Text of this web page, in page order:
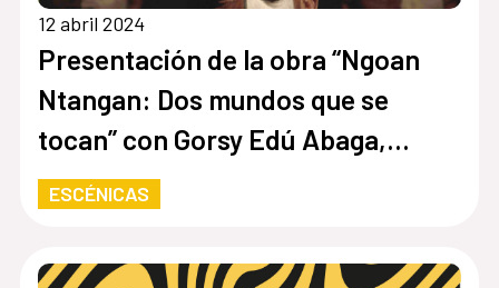
12 abril 2024
Presentación de la obra “Ngoan
Ntangan: Dos mundos que se
tocan” con Gorsy Edú Abaga,
Marcelo Ndong y Russo Nnandong.
ESCÉNICAS